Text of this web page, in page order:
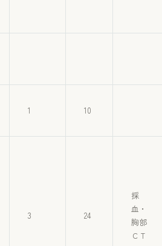
1 10
3 24
採
血・
胸部
ＣＴ